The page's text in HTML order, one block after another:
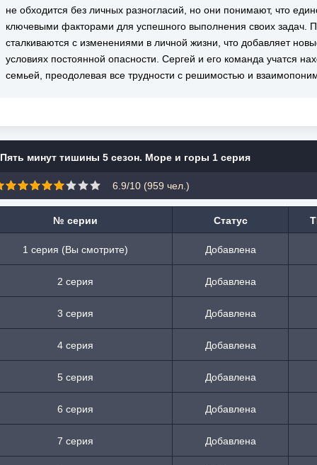
не обходится без личных разногласий, но они понимают, что
ключевыми факторами для успешного выполнения своих задач.
сталкиваются с изменениями в личной жизни, что добавляет
условиях постоянной опасности. Сергей и его команда учатся
семьей, преодолевая все трудности с решимостью и
Пять минут тишины 5 сезон. Море и горы 1 серия
6.9/10 (959 чел.)
№ серии Статус
1 серия (Вы смотрите) Добавлена
2 серия Добавлена
3 серия Добавлена
4 серия Добавлена
5 серия Добавлена
6 серия Добавлена
7 серия Добавлена